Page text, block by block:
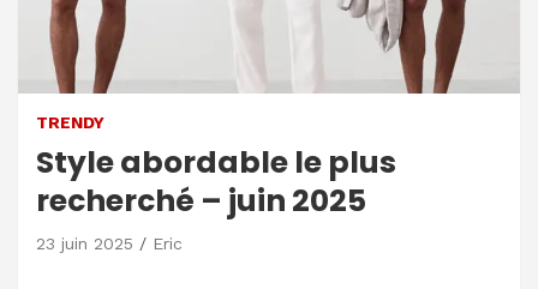
TRENDY
Style abordable le plus
recherché – juin 2025
23 juin 2025 Eric